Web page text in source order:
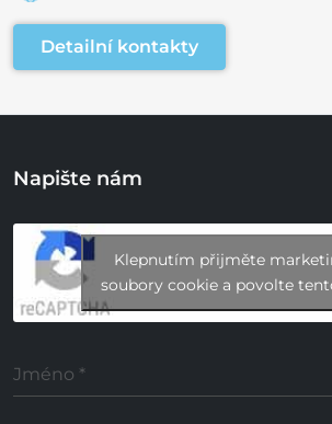
Detailní kontakty
Napište nám
Klepnutím přijměte
soubory cookie a povolte
Jméno *